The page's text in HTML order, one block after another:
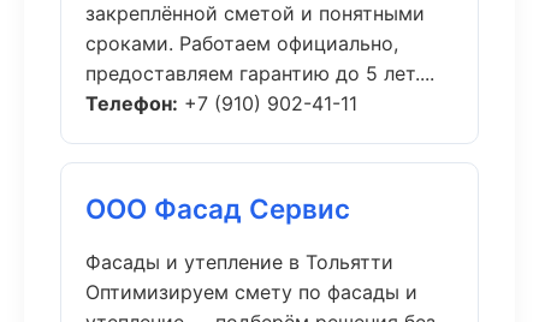
закреплённой сметой и понятными
сроками. Работаем официально,
предоставляем гарантию до 5 лет....
Телефон: +7 (910) 902-41-11
ООО Фасад Сервис
Фасады и утепление в Тольятти
Оптимизируем смету по фасады и